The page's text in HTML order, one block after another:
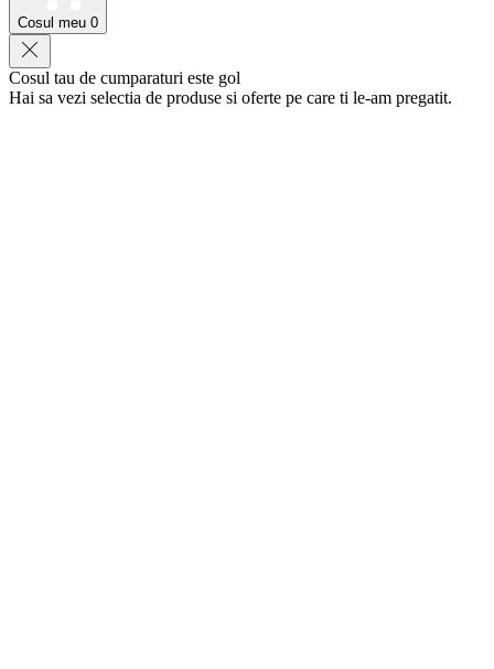
Cosul meu 0
Cosul tau de cumparaturi este gol
Hai sa vezi selectia de produse si oferte pe care ti le-am pregatit.